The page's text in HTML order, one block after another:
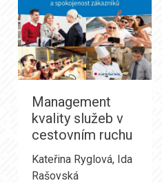
Management
kvality služeb v
cestovním ruchu
Kateřina Ryglová, Ida
Rašovská